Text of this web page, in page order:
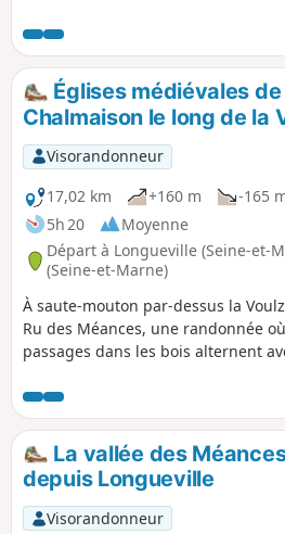
cadre rafraîchissant, le village de
également un patrimoine
Églises médiévales
Chalmaison le long de la
Visorandonneur
17,02 km
+160 m
-165
5h 20
Moyenne
Départ à Longueville (Seine-et-
(Seine-et-Marne)
À saute-mouton par-dessus la
Ru des Méances, une randonnée
passages dans les bois alternent
Lourps impose son altière silhouette
de loin alors que l’Église de
se dévoile qu'au dernier moment.
anciens moulins à eau ajoutent au
de cet itinéraire.
La vallée des
depuis Longueville
Visorandonneur